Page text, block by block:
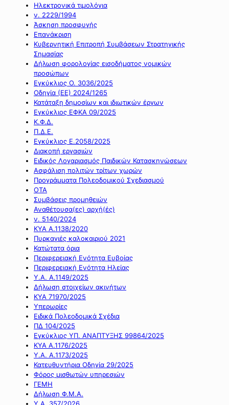
Ηλεκτρονικά τιμολόγια
ν. 2229/1994
Άσκηση προσφυγής
Επανάκριση
Κυβερνητική Επιτροπή Συμβάσεων Στρατηγικής
Σημασίας
Δήλωση φορολογίας εισοδήματος νομικών
προσώπων
Εγκύκλιος Ο. 3036/2025
Οδηγία (ΕΕ) 2024/1265
Κατάταξη δημοσίων και ιδιωτικών έργων
Εγκύκλιος ΕΦΚΑ 09/2025
Κ.Φ.Δ.
Π.Δ.Ε.
Εγκύκλιος Ε.2058/2025
Διακοπή εργασιών
Ειδικός Λογαριασμός Παιδικών Κατασκηνώσεων
Ασφάλιση πολιτών τρίτων χωρών
Προγράμματα Πολεοδομικού Σχεδιασμού
ΟΤΑ
Συμβάσεις προμηθειών
Αναθέτουσα(ες) αρχή(ές)
ν. 5140/2024
ΚΥΑ Α.1138/2020
Πυρκαγιές καλοκαιριού 2021
Κατώτατα όρια
Περιφερειακή Ενότητα Ευβοίας
Περιφερειακή Ενότητα Ηλείας
Υ.Α. Α.1149/2025
Δήλωση στοιχείων ακινήτων
ΚΥΑ 71970/2025
Υπερωρίες
Ειδικά Πολεοδομικά Σχέδια
ΠΔ 104/2025
Εγκύκλιος ΥΠ. ΑΝΑΠΤΥΞΗΣ 99864/2025
ΚΥΑ Α.1176/2025
Υ.Α. Α.1173/2025
Κατευθυντήρια Οδηγία 29/2025
Φόρος μισθωτών υπηρεσιών
ΓΕΜΗ
Δήλωση Φ.Μ.Α.